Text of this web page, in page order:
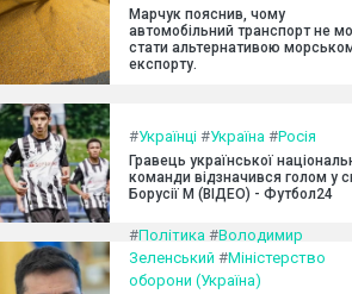
Марчук пояснив, чому
автомобільний транспорт не
стати альтернативою
експорту.
#Українці #Україна #Росія
Гравець української
команди відзначився голом у
Борусії М (ВІДЕО) - Футбол24
#Політика #Володимир
Зеленський #Міністерство
оборони (Україна)